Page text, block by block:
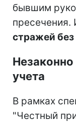
бывшим
пресечения.
стражей без
Незаконно
учета
В рамках
"Честный